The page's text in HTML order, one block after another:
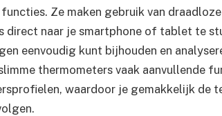
functies. Ze maken gebruik van
direct naar je smartphone of tablet te
eenvoudig kunt bijhouden en
thermometers vaak aanvullende
waardoor je gemakkelijk de